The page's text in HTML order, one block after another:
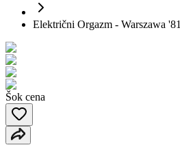
Električni Orgazm - Warszawa '81
Šok cena